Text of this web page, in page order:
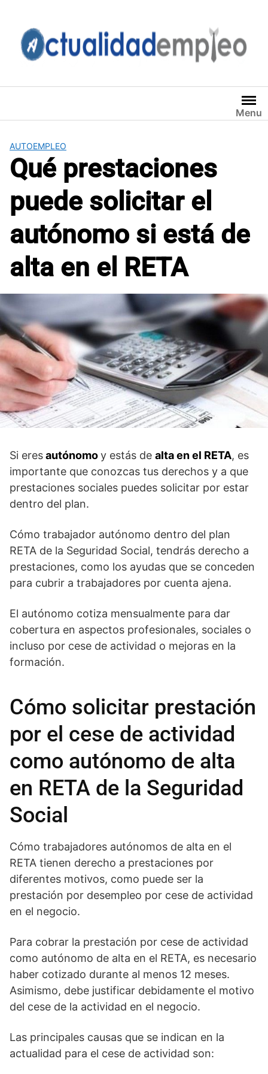
contenido
Menu
AUTOEMPLEO
Qué prestaciones
puede solicitar el
autónomo si está de
alta en el RETA
Si eresautónomoy estás de alta en el RETA, es
importante que conozcas tus derechos y a que
prestaciones sociales puedes solicitar por estar
dentro del plan.
Cómo trabajador autónomo dentro del plan
RETA de la Seguridad Social, tendrás derecho a
prestaciones, como los ayudas que se conceden
para cubrir a trabajadores por cuenta ajena.
El autónomo cotiza mensualmente para dar
cobertura en aspectos profesionales, sociales o
incluso por cese de actividad o mejoras en la
formación.
Cómo solicitar prestación
por el cese de actividad
como autónomo de alta
en RETA de la Seguridad
Social
Cómo trabajadores autónomos de alta en el
RETA tienen derecho a prestaciones por
diferentes motivos, como puede ser la
prestación por desempleo por cese de actividad
en el negocio.
Para cobrar la prestación por cese de actividad
como autónomo de alta en el RETA, es necesario
haber cotizado durante al menos 12 meses.
Asimismo, debe justificar debidamente el motivo
del cese de la actividad en el negocio.
Las principales causas que se indican en la
actualidad para el cese de actividad son: